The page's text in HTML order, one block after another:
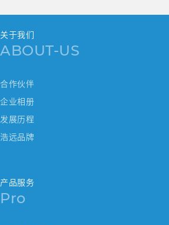
关于我们
ABOUT-US
合作伙伴
企业相册
发展历程
浩远品牌
产品服务
Pro